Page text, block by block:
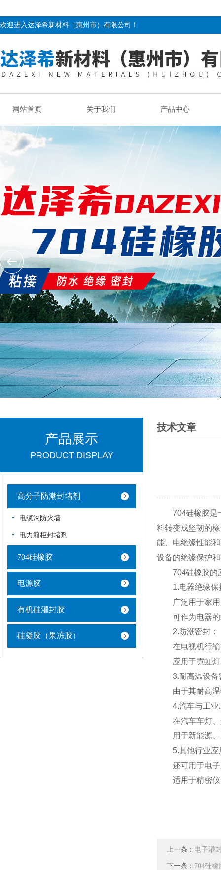
欢迎进入达泽希新材料（惠州市）有限公司！
网站首页 关于我们 产品中心
产品展示
PRODUCT DISPLAY
高分子防潮封堵剂
电缆沟防火墙
电力箱柜封堵剂
704硅橡胶
电源胶
有机硅灌封胶
硅凝胶（果冻胶）
技术文章
704硅橡胶是一
料转变成坚韧的
能、电绝缘性能
设备的绝缘保护
704硅橡胶的
1.电器绝缘保
广泛用于家用电
可作为电器的
2.防潮密封：
在电视机行输出
应用于霓虹灯
3.耐高温设备
由于其耐高温特
4.汽车与工业
在汽车车灯、光
用于新能源、医
5.其他行业应
还可用于电子产
适用于精密仪
上一条： 电子灌
下一条： 704硅